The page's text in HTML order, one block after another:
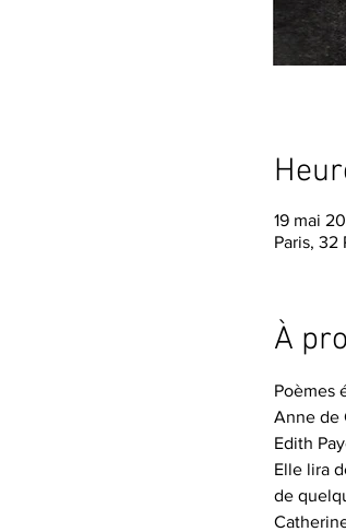
19 mai
Paris, 32
À
Poèmes
Anne de
Edith
Elle lira
de